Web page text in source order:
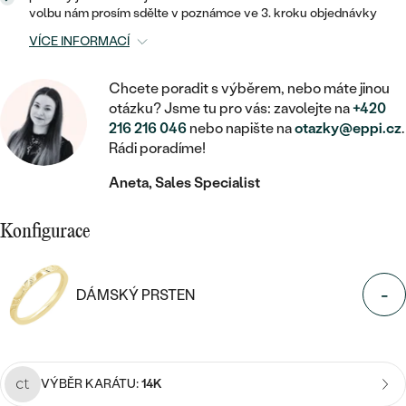
RUČNĚ RYTÉ
S VÝPLNÍ
SVATEBNÍ SETY
DLE CENY
CENOVĚ DOSTUPNÉ
LUXUSNÍ
ZAČÍT S LAB-GROWN DIAMANTEM
DLE DRAHOKAMU
DIAMANT
BAREVNÝ DIAMANT
SALT AND PEPPER DIAMANT
DĚTSKÉ ŠPERKY
DOPLŇKY
DLE MATERIÁLU
PLATINA
DLE KAMENE
S DIAMANTY
DĚTSKÉ
DLE KAMENE
S DIAMANTY
S DRAHOKAMY
S PERLAMI
DLE CENY
LUXUSNÍ
MEDAILONKY
VE TVARU SRDCE
SE ZVÍŘATY
S DRAHOKAMY
DLE CENY
STATEMENT
PEČETNÍ
PERSONALIZOVANÉ
DLE DRAHOKAMU
S DIAMANTY
S DRAHOKAMY
S PERLAMI
DLE CENY
volbu nám prosím sdělte v poznámce ve 3. kroku objednávky
VÍCE INFORMACÍ
Chcete poradit s výběrem, nebo máte jinou
otázku? Jsme tu pro vás: zavolejte na+420
216 216 046 nebo napište naotazky@eppi.cz.
Rádi poradíme!
Aneta, Sales Specialist
Konfigurace
DÁMSKÝ PRSTEN -
VÝBĚR KARÁTU:14K